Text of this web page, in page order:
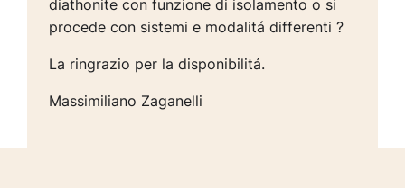
diathonite con funzione di isolamento o si
procede con sistemi e modalitá differenti ?
La ringrazio per la disponibilitá.
Massimiliano Zaganelli